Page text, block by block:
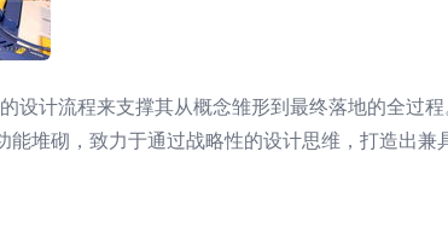
设计流程来支撑其从概念雏形到最终落地的全过
堆砌，致力于通过战略性的设计思维，打造出兼